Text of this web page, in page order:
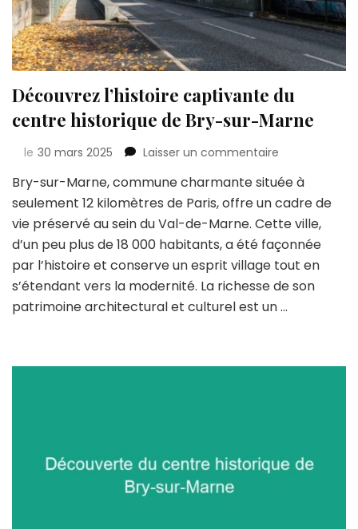
Découvrez l’histoire captivante du
centre historique de Bry-sur-Marne
le 30 mars 2025 Laisser un commentaire
l’histoire
captivante
du
centre
historique
de
Bry-
Bry-sur-Marne, commune charmante située à
seulement 12 kilomètres de Paris, offre un cadre de
vie préservé au sein du Val-de-Marne. Cette ville,
d’un peu plus de 18 000 habitants, a été façonnée
par l’histoire et conserve un esprit village tout en
s’étendant vers la modernité. La richesse de son
patrimoine architectural et culturel est un …